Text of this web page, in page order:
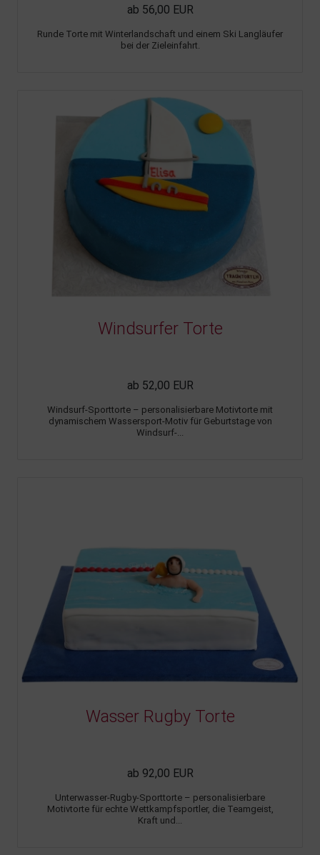
ab 56,00 EUR
Runde Torte mit Winterlandschaft und einem Ski Langläufer
bei der Zieleinfahrt.
Windsurfer Torte
ab 52,00 EUR
Windsurf-Sporttorte – personalisierbare Motivtorte mit
dynamischem Wassersport-Motiv für Geburtstage von
Windsurf-...
Wasser Rugby Torte
ab 92,00 EUR
Unterwasser-Rugby-Sporttorte – personalisierbare
Motivtorte für echte Wettkampfsportler, die Teamgeist,
Kraft und...